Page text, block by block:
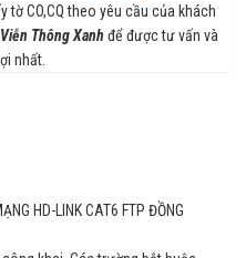
tờ CO,CQ theo yêu cầu của khách
Viễn Thông Xanh để được tư vấn và
nhất.
HD-LINK CAT6 FTP ĐỒNG